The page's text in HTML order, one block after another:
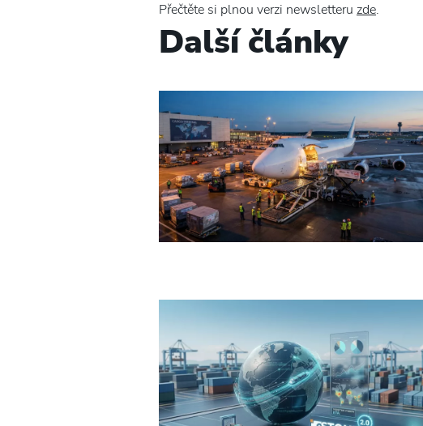
Přečtěte si plnou verzi newsletteru zde.
Další články